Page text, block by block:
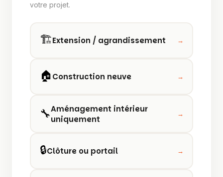
votre projet.
🏗️Extension / agrandissement →
🏠Construction neuve →
🔧Aménagement intérieur
uniquement
→
🔒Clôture ou portail →